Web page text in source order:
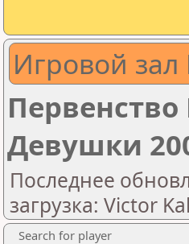
Игровой
Девушки
Последнее
загрузка: Victor
Search for player